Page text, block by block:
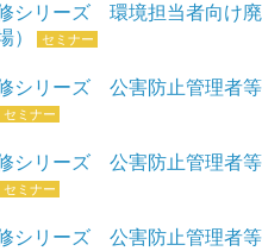
シリーズ 環境担当者向け廃
）
セミナー
シリーズ 公害防止管理者等
セミナー
シリーズ 公害防止管理者等
セミナー
シリーズ 公害防止管理者等